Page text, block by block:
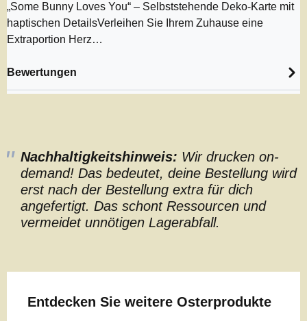
„Some Bunny Loves You“ – Selbststehende Deko-Karte mit
haptischen DetailsVerleihen Sie Ihrem Zuhause eine
Extraportion Herz…
Bewertungen
Nachhaltigkeitshinweis: Wir drucken on-
demand! Das bedeutet, deine Bestellung wird
erst nach der Bestellung extra für dich
angefertigt. Das schont Ressourcen und
vermeidet unnötigen Lagerabfall.
Produktgalerie überspringen
Entdecken Sie weitere Osterprodukte